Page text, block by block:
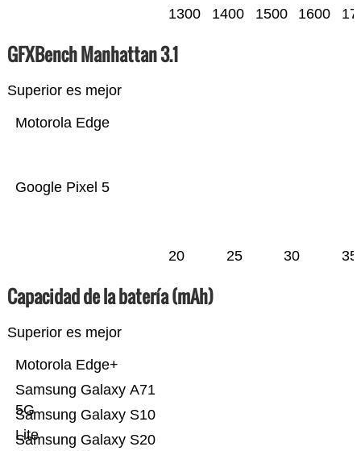
1300 1400 1500 1600
GFXBench Manhattan 3.1
Superior es mejor
Google Pixel 5
Motorola Edge
20 25 30 35
Capacidad de la batería (mAh)
Superior es mejor
Samsung Galaxy S20
Samsung Galaxy S10
Lite
Samsung Galaxy A71
5G
Motorola Edge+